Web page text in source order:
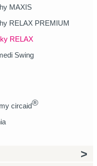
MAXIS
RELAX PREMIUM
RELAX
Swing
circaid®